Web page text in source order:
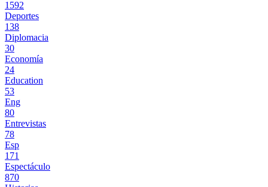
1592
Deportes
138
Diplomacia
30
Economía
24
Education
53
Eng
80
Entrevistas
78
Esp
171
Espectáculo
870